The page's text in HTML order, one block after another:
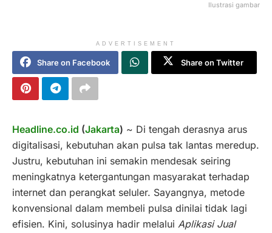
Ilustrasi gambar
ADVERTISEMENT
Share on Facebook Share on Twitter
Headline.co.id (Jakarta) ~ Di tengah derasnya arus
digitalisasi, kebutuhan akan pulsa tak lantas meredup.
Justru, kebutuhan ini semakin mendesak seiring
meningkatnya ketergantungan masyarakat terhadap
internet dan perangkat seluler. Sayangnya, metode
konvensional dalam membeli pulsa dinilai tidak lagi
efisien. Kini, solusinya hadir melalui Aplikasi Jual